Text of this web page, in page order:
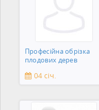
Професійна обрізка
плодових дерев
04 січ.